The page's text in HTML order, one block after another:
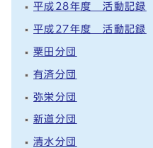
平成28年度 活動記録
平成27年度 活動記録
粟田分団
有済分団
弥栄分団
新道分団
清水分団